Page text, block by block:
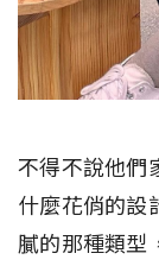
不得不說他們
什麼花俏的設
膩的那種類型